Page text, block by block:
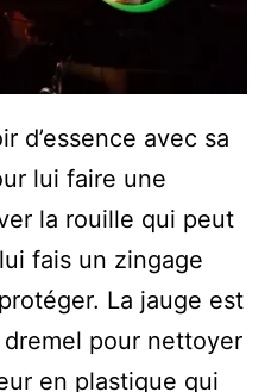
d’essence avec sa
lui faire une
la rouille qui peut
fais un zingage
La jauge est
pour nettoyer
en plastique qui